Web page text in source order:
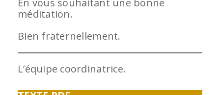
méditation.
Bien fraternellement.
L’équipe coordinatrice.